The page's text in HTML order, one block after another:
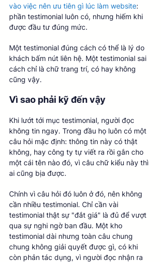
vào việc nên ưu tiên gì lúc làm website:
phần testimonial luôn có, nhưng hiếm khi
được đầu tư đúng mức.
Một testimonial đúng cách có thể là lý do
khách bấm nút liên hệ. Một testimonial sai
cách chỉ là chữ trang trí, có hay không
cũng vậy.
Vì sao phải kỹ đến vậy
Khi lướt tới mục testimonial, người đọc
không tin ngay. Trong đầu họ luôn có một
câu hỏi mặc định: thông tin này có thật
không, hay công ty tự viết ra rồi gắn cho
một cái tên nào đó, vì câu chữ kiểu này thì
ai cũng bịa được.
Chính vì câu hỏi đó luôn ở đó, nên không
cần nhiều testimonial. Chỉ cần vài
testimonial thật sự "đắt giá" là đủ để vượt
qua sự nghi ngờ ban đầu. Một kho
testimonial dài nhưng toàn câu chung
chung không giải quyết được gì, có khi
còn phản tác dụng, vì người đọc nhận ra